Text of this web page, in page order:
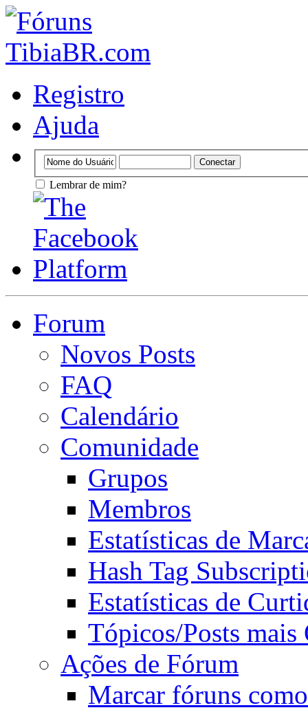
Registro
Ajuda
Lembrar de mim?
Forum
Novos Posts
FAQ
Calendário
Comunidade
Grupos
Membros
Estatísticas de
Hash Tag
Estatísticas de
Tópicos/Posts mais
Ações de Fórum
Marcar fóruns